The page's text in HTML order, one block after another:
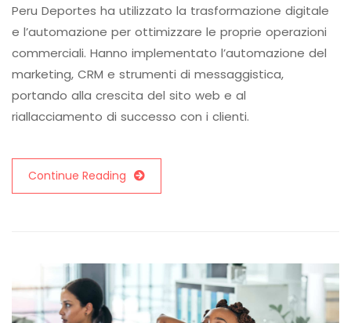
Peru Deportes ha utilizzato la trasformazione digitale
e l’automazione per ottimizzare le proprie operazioni
commerciali. Hanno implementato l’automazione del
marketing, CRM e strumenti di messaggistica,
portando alla crescita del sito web e al
riallacciamento di successo con i clienti.
Continue Reading